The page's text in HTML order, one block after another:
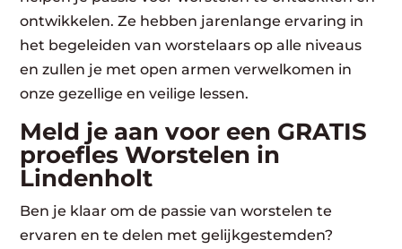
ontwikkelen. Ze hebben jarenlange ervaring in
het begeleiden van worstelaars op alle niveaus
en zullen je met open armen verwelkomen in
onze gezellige en veilige lessen.
Meld je aan voor een GRATIS
proefles Worstelen in
Lindenholt
Ben je klaar om de passie van worstelen te
ervaren en te delen met gelijkgestemden?